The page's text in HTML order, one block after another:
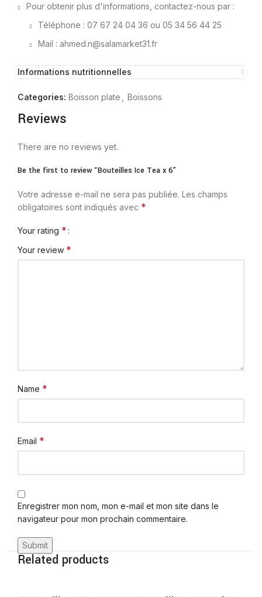
Pour obtenir plus d'informations, contactez-nous par :
Téléphone : 07 67 24 04 36 ou 05 34 56 44 25
Mail : ahmed.n@salamarket31.fr
Informations nutritionnelles
Categories: Boisson plate Boissons
Reviews
There are no reviews yet.
Be the first to review “Bouteilles Ice Tea x 6”
Votre adresse e-mail ne sera pas publiée. Les champs
obligatoires sont indiqués avec *
Your rating *
Your review *
Name *
Email *
Enregistrer mon nom, mon e-mail et mon site dans le
navigateur pour mon prochain commentaire.
Related products